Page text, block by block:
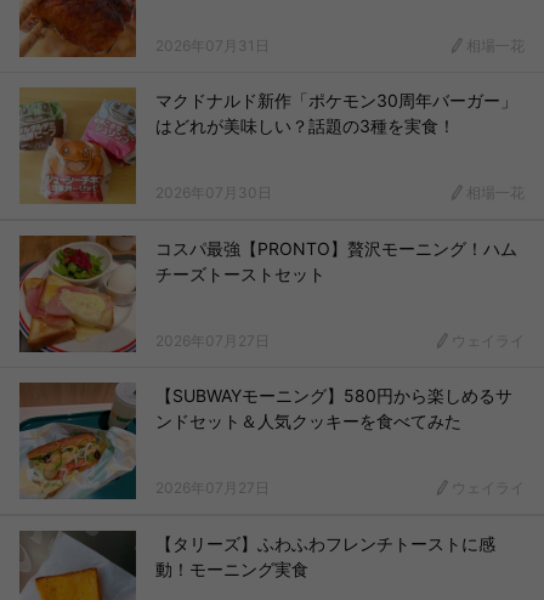
2026年07月31日 相場一花
マクドナルド新作「ポケモン30周年バーガー」
はどれが美味しい？話題の3種を実食！
2026年07月30日 相場一花
コスパ最強【PRONTO】贅沢モーニング！ハム
チーズトーストセット
2026年07月27日 ウェイライ
【SUBWAYモーニング】580円から楽しめるサ
ンドセット＆人気クッキーを食べてみた
2026年07月27日 ウェイライ
【タリーズ】ふわふわフレンチトーストに感
動！モーニング実食